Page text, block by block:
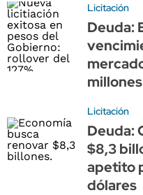
Licitación
Deuda:
Licitación
Deuda:
$8,3
apetito
dólares